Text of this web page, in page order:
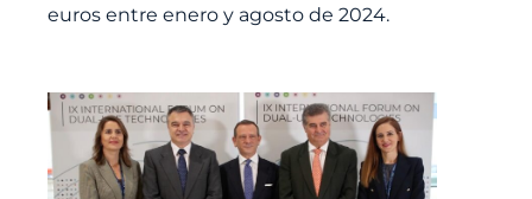
euros entre enero y agosto de 2024.